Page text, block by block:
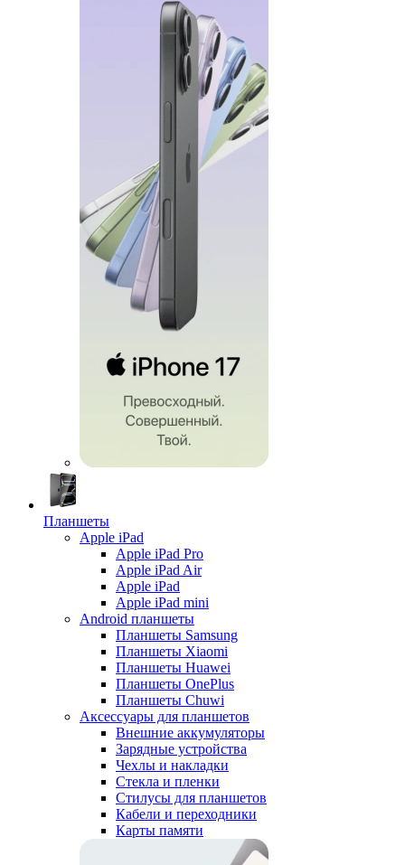
Планшеты
Apple iPad
Apple iPad Pro
Apple iPad Air
Apple iPad
Apple iPad mini
Android планшеты
Планшеты Samsung
Планшеты Xiaomi
Планшеты Huawei
Планшеты OnePlus
Планшеты Chuwi
Аксессуары для планшетов
Внешние аккумуляторы
Зарядные устройства
Чехлы и накладки
Стекла и пленки
Стилусы для планшетов
Кабели и переходники
Карты памяти